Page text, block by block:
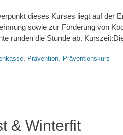
dieses Kurses liegt auf der
sowie zur Förderung von
runden die Stunde ab.
, Prävention, Präventionskurs
& Winterfit